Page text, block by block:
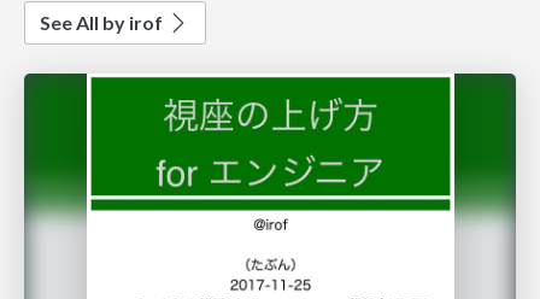
See All by irof